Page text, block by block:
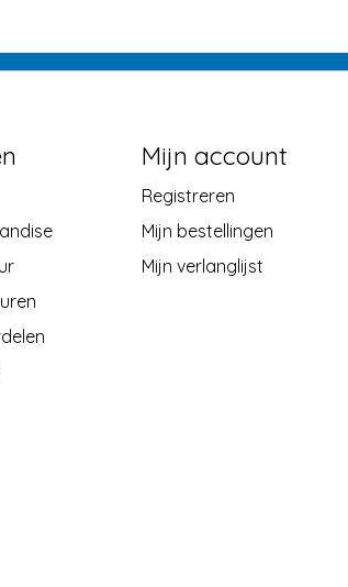
Mijn account
Registreren
Mijn bestellingen
Mijn verlanglijst